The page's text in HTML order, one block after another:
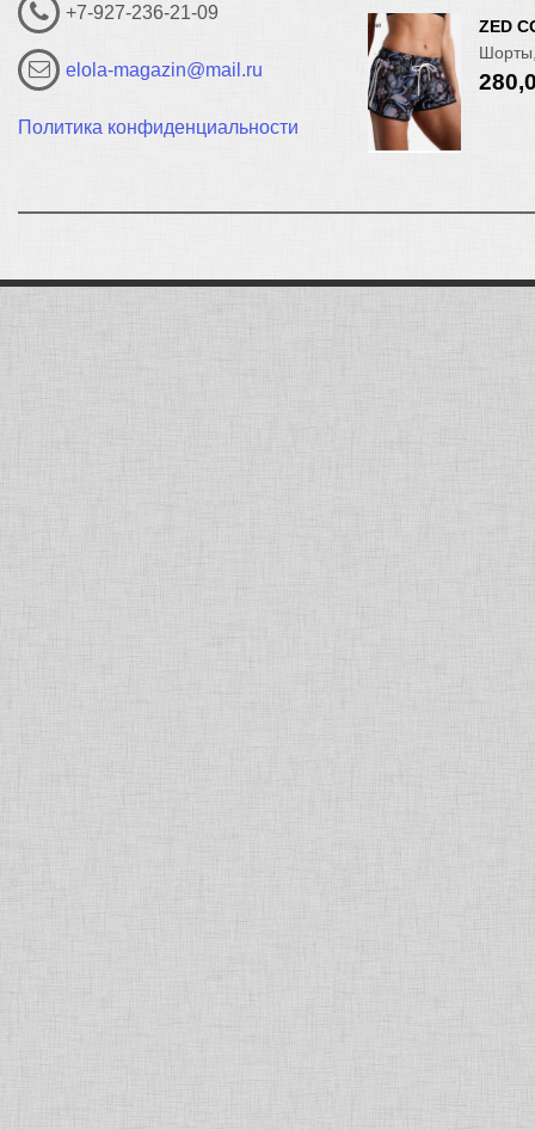
+7-927-236-21-09
elola-magazin@mail.ru
Политика конфиденциальности
ZED